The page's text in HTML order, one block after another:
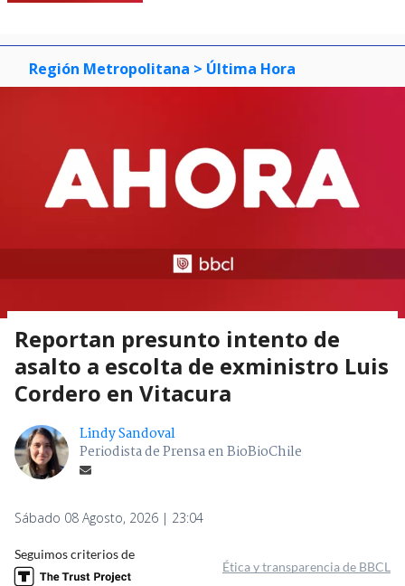
Región Metropolitana > Última Hora
Reportan presunto intento de
asalto a escolta de exministro Luis
Cordero en Vitacura
Lindy Sandoval
Periodista de Prensa en BioBioChile
Sábado 08 Agosto, 2026 | 23:04
Seguimos criterios de
Ética y transparencia de BBCL